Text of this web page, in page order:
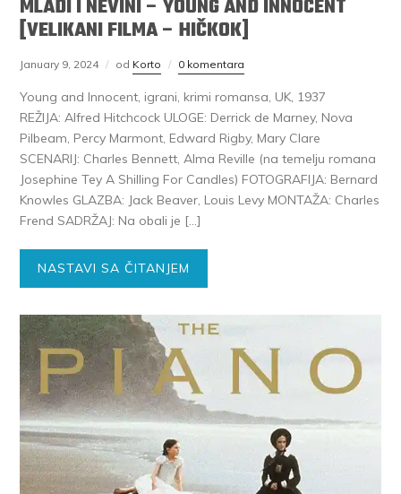
MLADI I NEVINI – YOUNG AND INNOCENT
[VELIKANI FILMA – HIČKOK]
January 9, 2024 od Korto 0 komentara
Young and Innocent, igrani, krimi romansa, UK, 1937
REŽIJA: Alfred Hitchcock ULOGE: Derrick de Marney, Nova
Pilbeam, Percy Marmont, Edward Rigby, Mary Clare
SCENARIJ: Charles Bennett, Alma Reville (na temelju romana
Josephine Tey A Shilling For Candles) FOTOGRAFIJA: Bernard
Knowles GLAZBA: Jack Beaver, Louis Levy MONTAŽA: Charles
Frend SADRŽAJ: Na obali je […]
NASTAVI SA ČITANJEM